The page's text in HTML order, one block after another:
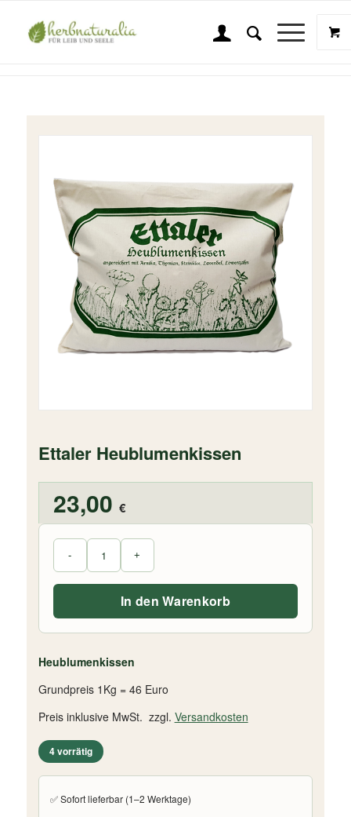
Shop
Sie sind hier: Startseite
/
Ettaler Heublumenkissen
23,00 €
Heublumenkissen
Grundpreis 1Kg = 46 Euro
Preis inklusive MwSt. zzgl. Versandkosten
4 vorrätig
✅ Sofort lieferbar (1–2 Werktage)
In den Warenkorb